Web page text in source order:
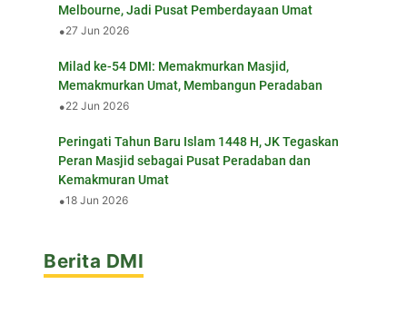
Melbourne, Jadi Pusat Pemberdayaan Umat
•27 Jun 2026
Milad ke-54 DMI: Memakmurkan Masjid,
Memakmurkan Umat, Membangun Peradaban
•22 Jun 2026
Peringati Tahun Baru Islam 1448 H, JK Tegaskan
Peran Masjid sebagai Pusat Peradaban dan
Kemakmuran Umat
•18 Jun 2026
Berita DMI